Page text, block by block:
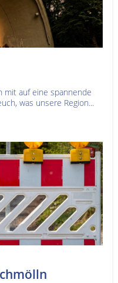
mit auf eine spannende
was unsere Region...